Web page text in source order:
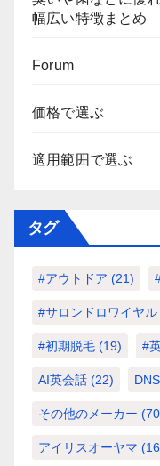
幅広い特徴まとめ
Forum
価格で選ぶ
適用範囲で選ぶ
タグ
#アウトドア (21)
#サロンドロワイヤル
#初期脱毛 (19) #
AI英会話 (22)
その他のメーカー
アイリスオーヤマ